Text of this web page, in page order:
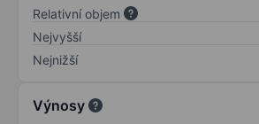
Relativní objem
Nejvyšší
Nejnižší
Výnosy